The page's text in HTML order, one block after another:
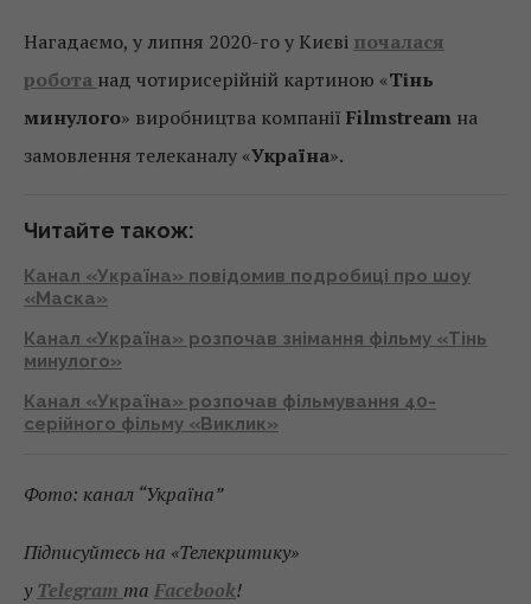
Нагадаємо, у липня 2020-го у Києві почалася
робота над чотирисерійній картиною «Тінь
минулого» виробництва компанії Filmstream на
замовлення телеканалу «Україна».
Читайте також:
Канал «Україна» повідомив подробиці про шоу
«Маска»
Канал «Україна» розпочав знімання фільму «Тінь
минулого»
Канал «Україна» розпочав фільмування 40-
серійного фільму «Виклик»
Фото: канал “Україна”
Підписуйтесь на «Телекритику»
у Telegram та Facebook!